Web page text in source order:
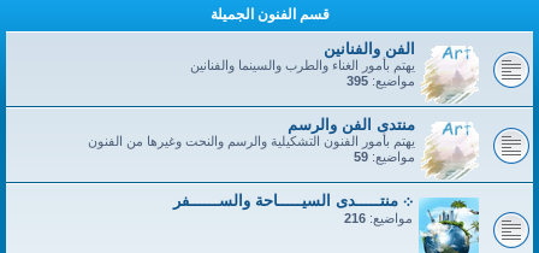
قسم الفنون الجميلة
الفن والفنانين
يهتم بأمور الغناء والطرب والسينما والفنانين
مواضيع: 395
منتدى الفن والرسم
يهتم بأمور الفنون التشكيلية والرسم والنحت وغيرها من الفنون
مواضيع: 59
܀ منتـــــدى السيـــــاحة والســــــفر
مواضيع: 216